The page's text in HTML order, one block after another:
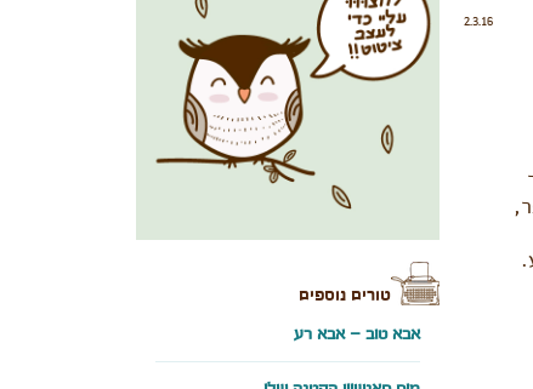
טורים נוספים
אבא טוב – אבא רע
2.3.16